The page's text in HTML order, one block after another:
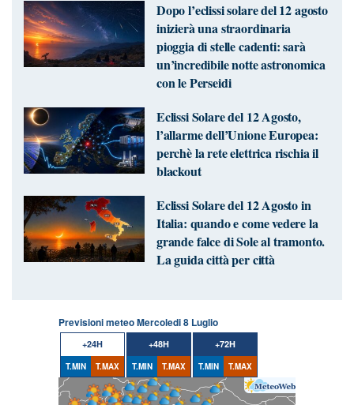
Dopo l’eclissi solare del 12 agosto
inizierà una straordinaria
pioggia di stelle cadenti: sarà
un’incredibile notte astronomica
con le Perseidi
Eclissi Solare del 12 Agosto,
l’allarme dell’Unione Europea:
perchè la rete elettrica rischia il
blackout
Eclissi Solare del 12 Agosto in
Italia: quando e come vedere la
grande falce di Sole al tramonto.
La guida città per città
Previsioni meteo Mercoledi 8 Luglio
+24H
T.MIN T.MAX
+48H
T.MIN T.MAX
+72H
T.MIN T.MAX